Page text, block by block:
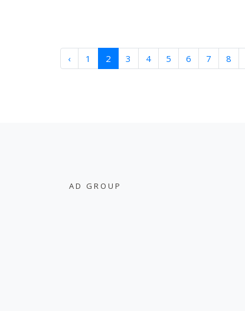
‹ 1 2 3 4 5 6 7 8
AD GROUP